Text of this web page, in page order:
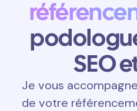
SEO
Je vous
de votre